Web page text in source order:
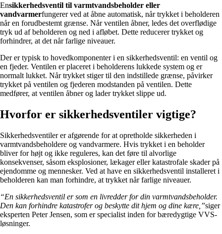
Ensikkerhedsventil til varmtvandsbeholder eller
vandvarmerfungerer ved at åbne automatisk, når trykket i beholderen
når en forudbestemt grænse. Når ventilen åbner, ledes det overflødige
tryk ud af beholderen og ned i afløbet. Dette reducerer trykket og
forhindrer, at det når farlige niveauer.
Der er typisk to hovedkomponenter i en sikkerhedsventil: en ventil og
en fjeder. Ventilen er placeret i beholderens lukkede system og er
normalt lukket. Når trykket stiger til den indstillede grænse, påvirker
trykket på ventilen og fjederen modstanden på ventilen. Dette
medfører, at ventilen åbner og lader trykket slippe ud.
Hvorfor er sikkerhedsventiler vigtige?
Sikkerhedsventiler er afgørende for at opretholde sikkerheden i
varmtvandsbeholdere og vandvarmere. Hvis trykket i en beholder
bliver for højt og ikke reguleres, kan det føre til alvorlige
konsekvenser, såsom eksplosioner, lækager eller katastrofale skader på
ejendomme og mennesker. Ved at have en sikkerhedsventil installeret i
beholderen kan man forhindre, at trykket når farlige niveauer.
“En sikkerhedsventil er som en livredder for din varmtvandsbeholder.
Den kan forhindre katastrofer og beskytte dit hjem og dine kære,”siger
eksperten Peter Jensen, som er specialist inden for bæredygtige VVS-
løsninger.